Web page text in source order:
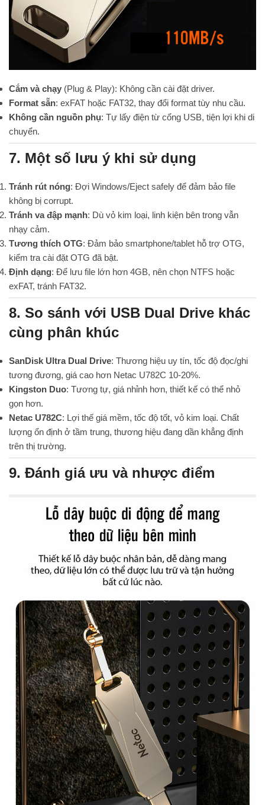
Cắm và chạy (Plug & Play): Không cần cài đặt driver.
Format sẵn: exFAT hoặc FAT32, thay đổi format tùy nhu cầu.
Không cần nguồn phụ: Tự lấy điện từ cổng USB, tiện lợi khi di
chuyển.
7. Một số lưu ý khi sử dụng
Tránh rút nóng: Đợi Windows/Eject safely để đảm bảo file
không bị corrupt.
Tránh va đập mạnh: Dù vỏ kim loại, linh kiện bên trong vẫn
nhạy cảm.
Tương thích OTG: Đảm bảo smartphone/tablet hỗ trợ OTG,
kiểm tra cài đặt OTG đã bật.
Định dạng: Để lưu file lớn hơn 4GB, nên chọn NTFS hoặc
exFAT, tránh FAT32.
8. So sánh với USB Dual Drive khác
cùng phân khúc
SanDisk Ultra Dual Drive: Thương hiệu uy tín, tốc độ đọc/ghi
tương đương, giá cao hơn Netac U782C 10-20%.
Kingston Duo: Tương tự, giá nhỉnh hơn, thiết kế có thể nhỏ
gọn hơn.
Netac U782C: Lợi thế giá mềm, tốc độ tốt, vỏ kim loại. Chất
lượng ổn định ở tầm trung, thương hiệu đang dần khẳng định
trên thị trường.
9. Đánh giá ưu và nhược điểm